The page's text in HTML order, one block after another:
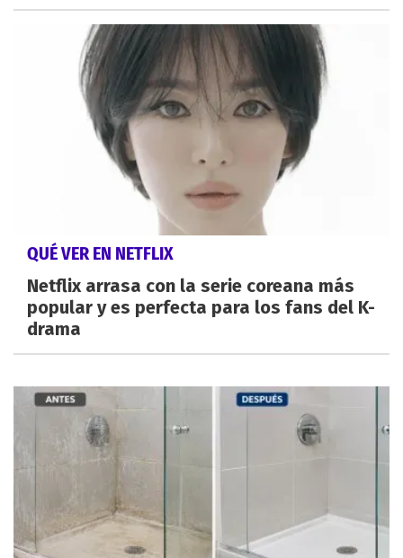
QUÉ VER EN NETFLIX
Netflix arrasa con la serie coreana más
popular y es perfecta para los fans del K-
drama